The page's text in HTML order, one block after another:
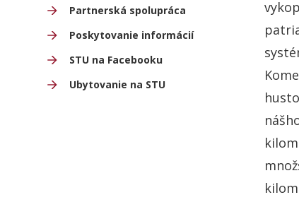
Partnerská spolupráca
Poskytovanie informácií
STU na Facebooku
Ubytovanie na STU